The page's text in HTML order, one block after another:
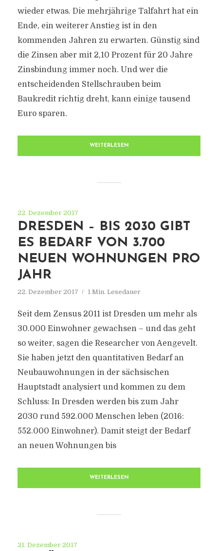
wieder etwas. Die mehrjährige Talfahrt hat ein
Ende, ein weiterer Anstieg ist in den
kommenden Jahren zu erwarten. Günstig sind
die Zinsen aber mit 2,10 Prozent für 20 Jahre
Zinsbindung immer noch. Und wer die
entscheidenden Stellschrauben beim
Baukredit richtig dreht, kann einige tausend
Euro sparen.
WEITERLESEN
22. Dezember 2017
DRESDEN – BIS 2030 GIBT
ES BEDARF VON 3.700
NEUEN WOHNUNGEN PRO
JAHR
22. Dezember 2017 1 Min. Lesedauer
Seit dem Zensus 2011 ist Dresden um mehr als
30.000 Einwohner gewachsen – und das geht
so weiter, sagen die Researcher von Aengevelt.
Sie haben jetzt den quantitativen Bedarf an
Neubauwohnungen in der sächsischen
Hauptstadt analysiert und kommen zu dem
Schluss: In Dresden werden bis zum Jahr
2030 rund 592.000 Menschen leben (2016:
552.000 Einwohner). Damit steigt der Bedarf
an neuen Wohnungen bis
WEITERLESEN
21. Dezember 2017